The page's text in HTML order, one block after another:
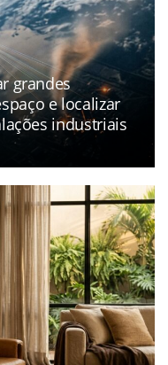
grandes
e localizar
industriais